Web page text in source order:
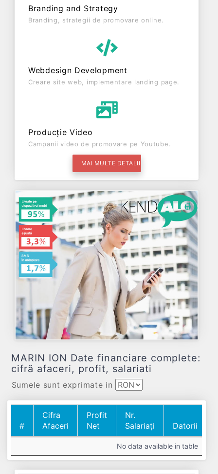
Branding and Strategy
Branding, strategii de promovare online.
Webdesign Development
Creare site web, implementare landing page.
Producție Video
Campanii video de promovare pe Youtube.
MAI MULTE DETALII
MARIN ION Date financiare complete:
cifră afaceri, profit, salariati
Sumele sunt exprimate in
#
Cifra
Afaceri
Profit
Net
Nr.
Salariați
Datorii
Afaceri
Net
Nr.
Salariați
Datorii
No data available in table